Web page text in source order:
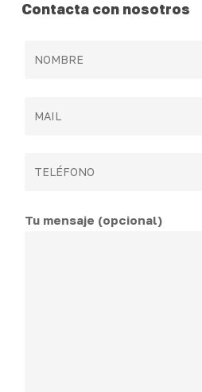
Contacta con nosotros
Tu mensaje (opcional)